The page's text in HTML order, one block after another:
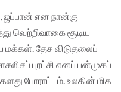
ஜப்பான் என நான்கு
வெற்றிவாகை சூடிய
மக்கள். தேச விடுதலைப்
புரட்சி எனப் பன்முகப்
போராட்டம். உலகின் மிக